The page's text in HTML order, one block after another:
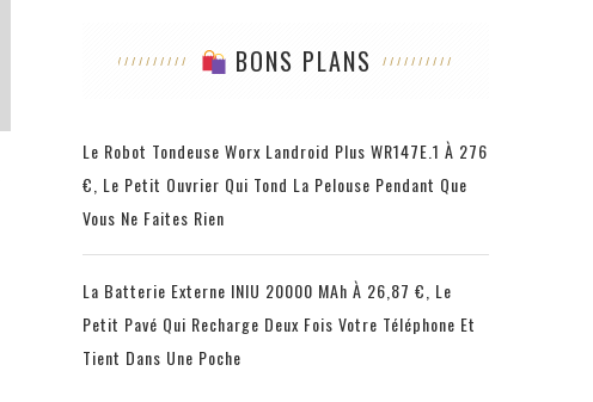
BONS PLANS
Le Robot Tondeuse Worx Landroid Plus WR147E.1 À 276
€, Le Petit Ouvrier Qui Tond La Pelouse Pendant Que
Vous Ne Faites Rien
La Batterie Externe INIU 20000 MAh À 26,87 €, Le
Petit Pavé Qui Recharge Deux Fois Votre Téléphone Et
Tient Dans Une Poche